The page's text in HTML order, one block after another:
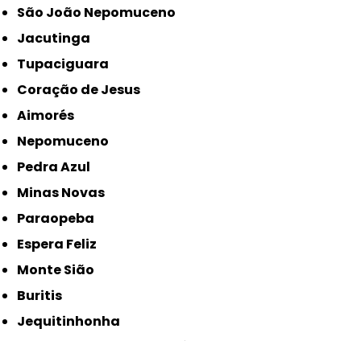
São João Nepomuceno
Jacutinga
Tupaciguara
Coração de Jesus
Aimorés
Nepomuceno
Pedra Azul
Minas Novas
Paraopeba
Espera Feliz
Monte Sião
Buritis
Jequitinhonha